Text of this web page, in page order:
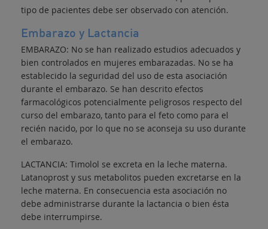
tipo de pacientes debe ser observado con atención.
Embarazo y Lactancia
EMBARAZO: No se han realizado estudios adecuados y
bien controlados en mujeres embarazadas. No se ha
establecido la seguridad del uso de esta asociación
durante el embarazo. Se han descrito efectos
farmacológicos potencialmente peligrosos respecto del
curso del embarazo, tanto para el feto como para el
recién nacido, por lo que no se aconseja su uso durante
el embarazo.
LACTANCIA: Timolol se excreta en la leche materna.
Latanoprost y sus metabolitos pueden excretarse en la
leche materna. En consecuencia esta asociación no
debe administrarse durante la lactancia o bien ésta
debe interrumpirse.